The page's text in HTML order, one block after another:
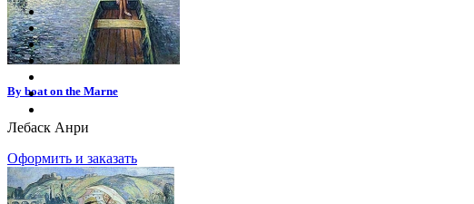
By boat on the Marne
Лебаск Анри
Оформить и заказать